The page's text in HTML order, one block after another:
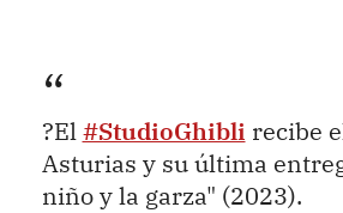
?El #StudioGhibli recibe
Asturias y su última
niño y la garza" (2023).